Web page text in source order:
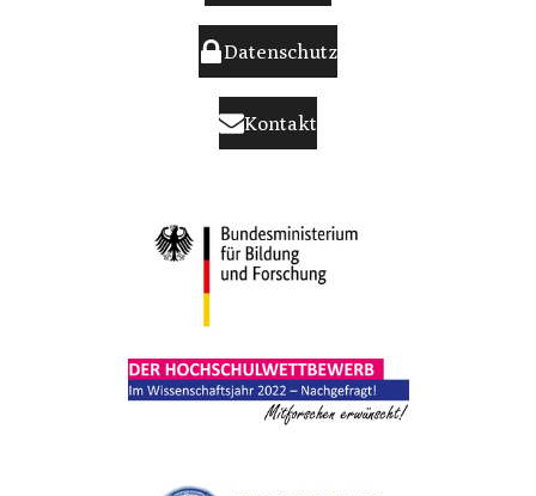
Datenschutz
Kontakt